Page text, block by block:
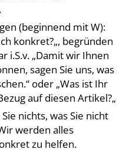
(beginnend mit W):
konkret?„, begründen
i.S.v. „Damit wir Ihnen
sagen Sie uns, was
oder „Was ist Ihr
auf diesen Artikel?„
nichts, was Sie nicht
werden alles
zu helfen.